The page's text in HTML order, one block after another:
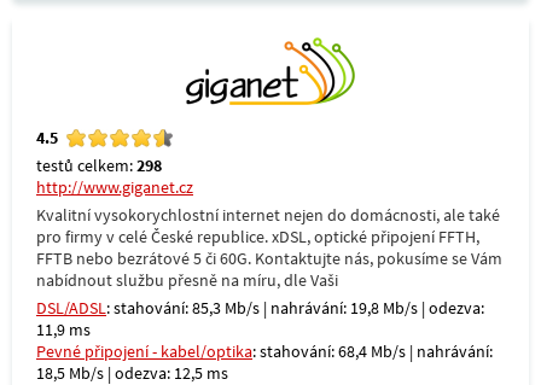
4.5
testů celkem:298
http://www.giganet.cz
Kvalitní vysokorychlostní internet nejen do domácnosti, ale také
pro firmy v celé České republice. xDSL, optické připojení FFTH,
FFTB nebo bezrátové 5 či 60G. Kontaktujte nás, pokusíme se Vám
nabídnout službu přesně na míru, dle Vaši
DSL/ADSL: stahování: 85,3 Mb/s | nahrávání: 19,8 Mb/s | odezva:
11,9 ms
Pevné připojení - kabel/optika: stahování: 68,4 Mb/s | nahrávání:
18,5 Mb/s | odezva: 12,5 ms